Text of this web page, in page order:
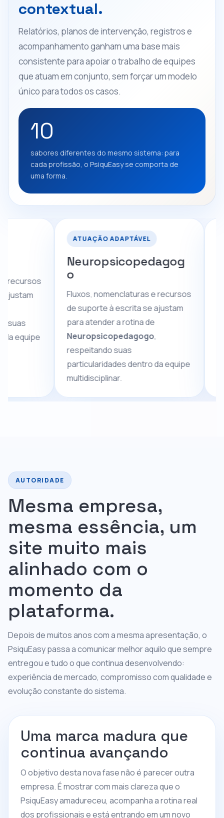
contextual.
Relatórios, planos de intervenção, registros e
acompanhamento ganham uma base mais
consistente para apoiar o trabalho de equipes
que atuam em conjunto, sem forçar um modelo
único para todos os casos.
10
sabores diferentes do mesmo sistema: para
cada profissão, o PsiquEasy se comporta de
uma forma.
ATUAÇÃO ADAPTÁVEL
Neuropsicopedagog
Fluxos, nomenclaturas e recursos
de suporte à escrita se ajustam
para atender a rotina de
Neuropsicopedagogo,
respeitando suas
particularidades dentro da equipe
de suporte à
para atender a
Neuropsicólogo
suas
AUTORIDADE
Mesma empresa,
mesma essência, um
site muito mais
alinhado com o
momento da
plataforma.
Depois de muitos anos com a mesma apresentação, o
PsiquEasy passa a comunicar melhor aquilo que sempre
entregou e tudo o que continua desenvolvendo:
experiência de mercado, compromisso com qualidade e
evolução constante do sistema.
Uma marca madura que
continua avançando
O objetivo desta nova fase não é parecer outra
empresa. É mostrar com mais clareza que o
PsiquEasy amadureceu, acompanha a rotina real
dos profissionais e está entrando em um novo